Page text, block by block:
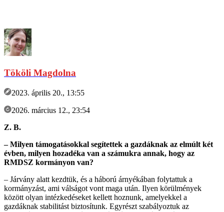
Tököli Magdolna
2023. április 20., 13:55
2026. március 12., 23:54
Z. B.
– Milyen támogatásokkal segítettek a gazdáknak az elmúlt két
évben, milyen hozadéka van a számukra annak, hogy az
RMDSZ kormányon van?
– Járvány alatt kezdtük, és a háború árnyékában folytattuk a
kormányzást, ami válságot vont maga után. Ilyen körülmények
között olyan intézkedéseket kellett hoznunk, amelyekkel a
gazdáknak stabilitást biztosítunk. Egyrészt szabályoztuk az